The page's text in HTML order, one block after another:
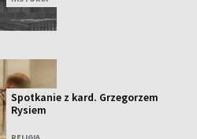
Spotkanie z kard. Grzegorzem
Rysiem